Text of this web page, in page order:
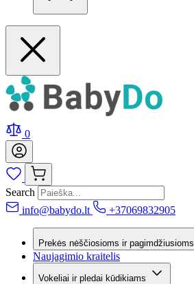
0
Search
info@babydo.lt
+37069832905
Prekės nėščiosioms ir pagimdžiusioms
Naujagimio kraitelis
Vokeliai ir pledai kūdikiams